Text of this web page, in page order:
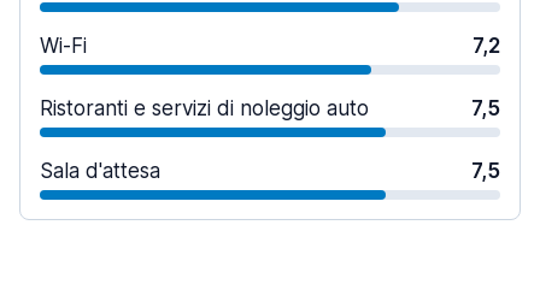
Wi-Fi 7,2
Ristoranti e servizi di noleggio auto 7,5
Sala d'attesa 7,5